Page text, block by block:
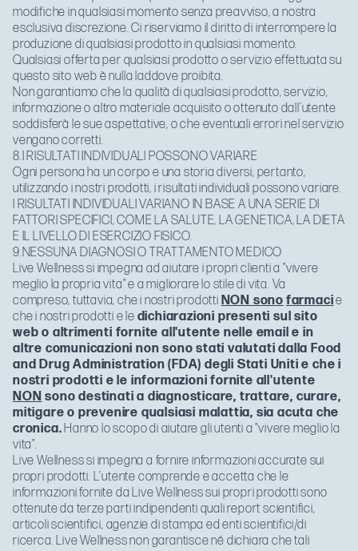
modifiche in qualsiasi momento senza preavviso, a nostra
esclusiva discrezione. Ci riserviamo il diritto di interrompere la
produzione di qualsiasi prodotto in qualsiasi momento.
Qualsiasi offerta per qualsiasi prodotto o servizio effettuata su
questo sito web è nulla laddove proibita.
Non garantiamo che la qualità di qualsiasi prodotto, servizio,
informazione o altro materiale acquisito o ottenuto dall’utente
soddisferà le sue aspettative, o che eventuali errori nel servizio
vengano corretti.
8.I RISULTATI INDIVIDUALI POSSONO VARIARE
Ogni persona ha un corpo e una storia diversi, pertanto,
utilizzando i nostri prodotti, i risultati individuali possono variare.
I RISULTATI INDIVIDUALI VARIANO IN BASE A UNA SERIE DI
FATTORI SPECIFICI, COME LA SALUTE, LA GENETICA, LA DIETA
E IL LIVELLO DI ESERCIZIO FISICO.
9.NESSUNA DIAGNOSI O TRATTAMENTO MEDICO
Live Wellness si impegna ad aiutare i propri clienti a "vivere
meglio la propria vita" e a migliorare lo stile di vita. Va
compreso, tuttavia, che i nostri prodotti NON sono farmacie
che i nostri prodotti e le dichiarazioni presenti sul sito
web o altrimenti fornite all'utente nelle email e in
altre comunicazioni non sono stati valutati dalla Food
and Drug Administration (FDA) degli Stati Uniti e che i
nostri prodotti e le informazioni fornite all'utente
NON sono destinati a diagnosticare, trattare, curare,
mitigare o prevenire qualsiasi malattia, sia acuta che
cronica.Hanno lo scopo di aiutare gli utenti a "vivere meglio la
vita".
Live Wellness si impegna a fornire informazioni accurate sui
propri prodotti. L'utente comprende e accetta che le
informazioni fornite da Live Wellness sui propri prodotti sono
ottenute da terze parti indipendenti quali report scientifici,
articoli scientifici, agenzie di stampa ed enti scientifici/di
ricerca. Live Wellness non garantisce né dichiara che tali